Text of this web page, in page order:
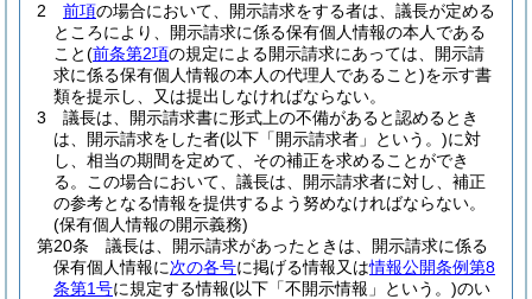
2
前項の場合において、開示請求をする者は、議長が定める
ところにより、開示請求に係る保有個人情報の本人である
こと(前条第2項の規定による開示請求にあっては、開示請
求に係る保有個人情報の本人の代理人であること)を示す書
類を提示し、又は提出しなければならない。
3
議長は、開示請求書に形式上の不備があると認めるとき
は、開示請求をした者(以下「開示請求者」という。)に対
し、相当の期間を定めて、その補正を求めることができ
る。
この場合において、議長は、開示請求者に対し、補正
の参考となる情報を提供するよう努めなければならない。
(保有個人情報の開示義務)
第20条
議長は、開示請求があったときは、開示請求に係る
保有個人情報に次の各号に掲げる情報又は情報公開条例第8
条第1号に規定する情報(以下「不開示情報」という。)のい